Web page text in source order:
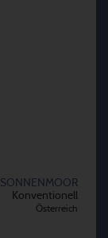
SONNENMOOR
Konventionell
Österreich